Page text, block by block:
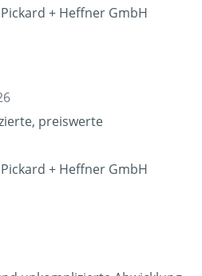
+ Heffner GmbH
preiswerte
+ Heffner GmbH